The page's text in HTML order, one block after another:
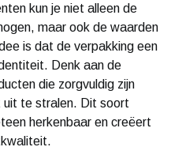
kun je niet alleen de
maar ook de waarden
is dat de verpakking een
Denk aan de
die zorgvuldig zijn
uit te stralen. Dit soort
herkenbaar en creëert